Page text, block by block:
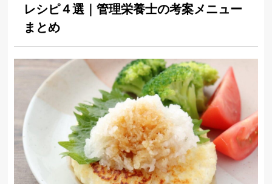
レシピ４選｜管理栄養士の考案メニュー
まとめ